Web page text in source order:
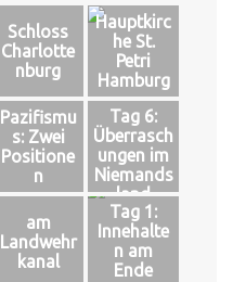
Schloss
Charlotte
nburg
Hauptkirc
he St.
Petri
Hamburg
Pazifismu
s: Zwei
Positione
n
Tag 6:
Überrasch
ungen im
Niemands
land
am
Landwehr
kanal
Tag 1:
Innehalte
n am
Ende